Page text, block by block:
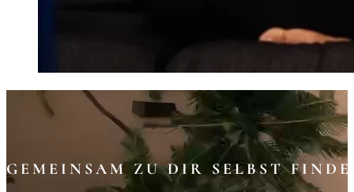
GEMEINSAM ZU DIR SELBST